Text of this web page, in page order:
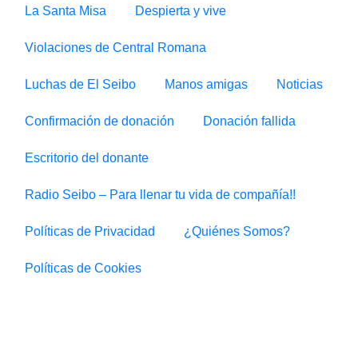
La Santa Misa Despierta y vive
Violaciones de Central Romana
Luchas de El Seibo Manos amigas Noticias
Confirmación de donación Donación fallida
Escritorio del donante
Radio Seibo – Para llenar tu vida de compañía!!
Políticas de Privacidad ¿Quiénes Somos?
Políticas de Cookies